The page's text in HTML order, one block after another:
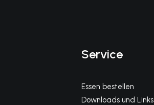
Service
Essen bestellen
Downloads und Links